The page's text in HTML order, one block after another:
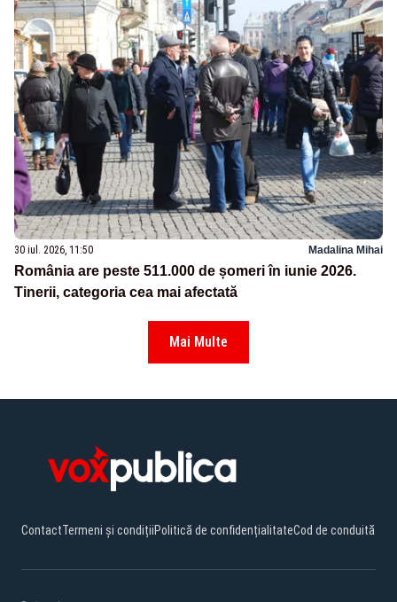
30 iul. 2026, 11:50 Madalina Mihai
România are peste 511.000 de șomeri în iunie 2026.
Tinerii, categoria cea mai afectată
Mai Multe
ContactTermeni și condițiiPolitică de confidențialitateCod de conduită